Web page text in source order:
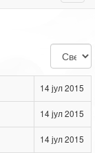
Приказ
#
14 јул 2015
14 јул 2015
14 јул 2015